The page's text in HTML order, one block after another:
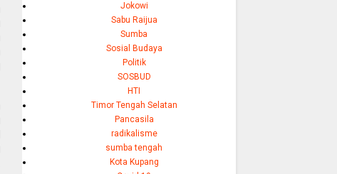
Jokowi
Sabu Raijua
Sumba
Sosial Budaya
Politik
SOSBUD
HTI
Timor Tengah Selatan
Pancasila
radikalisme
sumba tengah
Kota Kupang